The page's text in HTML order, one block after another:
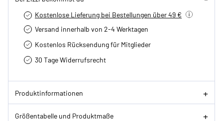
Kostenlose Lieferung bei Bestellungen über 49 €
Versand innerhalb von 2-4 Werktagen
Kostenlos Rücksendung für Mitglieder
30 Tage Widerrufsrecht
Produktinformationen
Größentabelle und Produktmaße